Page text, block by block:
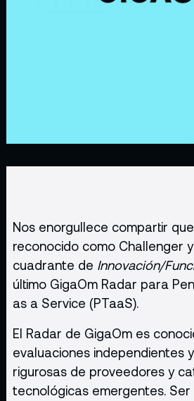
Nos enorgullece compartir
reconocido como Challenger
cuadrante de Innovación/
último GigaOm Radar para
as a Service (PTaaS).
El Radar de GigaOm es
evaluaciones independientes
rigurosas de proveedores y
tecnológicas emergentes. Ser